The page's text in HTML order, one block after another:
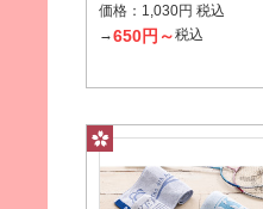
その他条件で探す
価格： 1,030円 税込
→650円～税込